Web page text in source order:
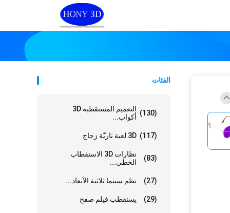
الفئات
التعميم المستقطبة 3D
أكواب...
(130)
3D لعبة ناريّة زجاج (117)
نظارات 3D الاستقطاب
الخطي...
(83)
نظم سينما ثلاثية الأبعاد... (27)
يستقطب فيلم صفح (29)